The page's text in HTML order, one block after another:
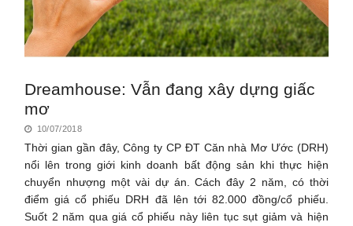
Dreamhouse: Vẫn đang xây dựng giấc
mơ
10/07/2018
Thời gian gần đây, Công ty CP ĐT Căn nhà Mơ Ước (DRH)
nổi lên trong giới kinh doanh bất động sản khi thực hiện
chuyển nhượng một vài dự án. Cách đây 2 năm, có thời
điểm giá cổ phiếu DRH đã lên tới 82.000 đồng/cổ phiếu.
Suốt 2 năm qua giá cổ phiếu này liên tục sụt giảm và hiện